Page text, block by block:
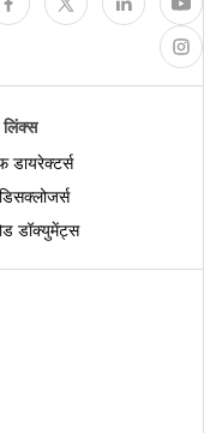
- यात्रा
लिंक्स
डायरेक्टर्स
डॉक्युमेंट्स